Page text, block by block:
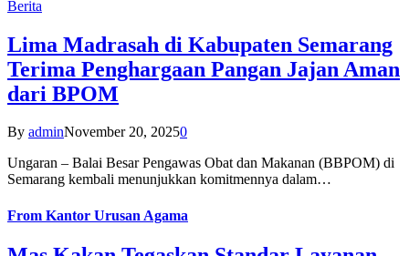
Berita
Lima Madrasah di Kabupaten Semarang
Terima Penghargaan Pangan Jajan Aman
dari BPOM
By adminNovember 20, 20250
Ungaran – Balai Besar Pengawas Obat dan Makanan (BBPOM) di
Semarang kembali menunjukkan komitmennya dalam…
From Kantor Urusan Agama